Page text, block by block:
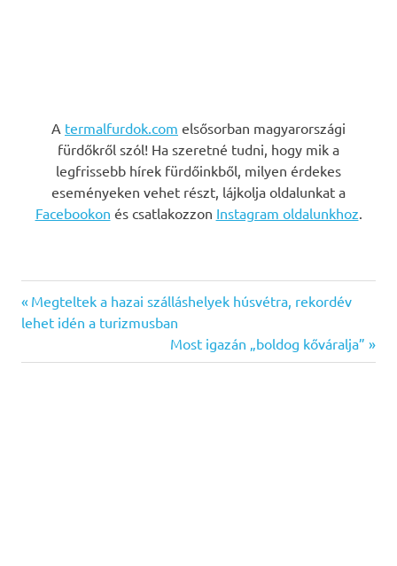
A termalfurdok.com elsősorban magyarországi
fürdőkről szól! Ha szeretné tudni, hogy mik a
legfrissebb hírek fürdőinkből, milyen érdekes
eseményeken vehet részt, lájkolja oldalunkat a
Facebookon és csatlakozzon Instagram oldalunkhoz.
Bejegyzés
Previous
Post:
Megteltek a hazai szálláshelyek húsvétra, rekordév
lehet idén a turizmusban
Next
Post:
Most igazán „boldog kőváralja”